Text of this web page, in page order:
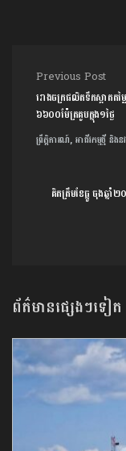
Post
Previous Post
រោងចក្រផលិតទឹកស្អាតត
៦៦០០ម៉ែត្រគូបក្នុង១ថ្ងៃ
ព្រឹត្តិការណ៍, អាជីវកម្មថ្មី និងនវ
គិតត្រឹមខែធ្នូ ចុងឆ្
ព័ត៌មានផ្សេងៗទៀត